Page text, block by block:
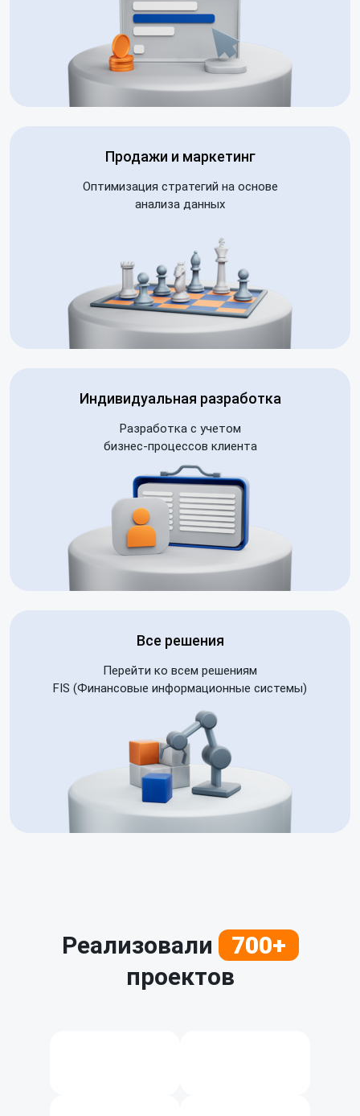
Продажи и маркетинг
Оптимизация стратегий на основе
анализа данных
Индивидуальная разработка
Разработка с учетом
бизнес-процессов клиента
Все решения
Перейти ко всем решениям
FIS (Финансовые информационные системы)
Реализовали
700+
проектов